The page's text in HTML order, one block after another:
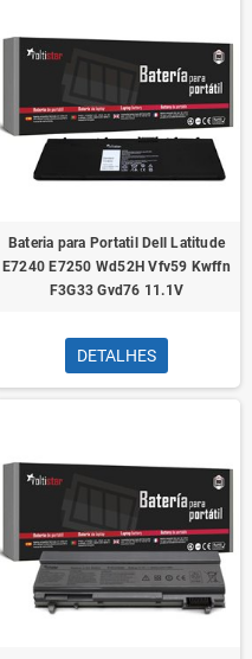
Bateria para Portatil Dell Latitude
E7240 E7250 Wd52H Vfv59 Kwffn
F3G33 Gvd76 11.1V
DETALHES